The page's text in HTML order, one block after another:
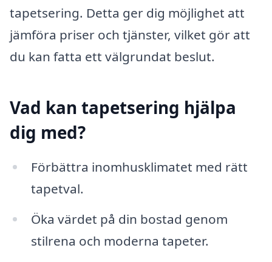
tapetsering. Detta ger dig möjlighet att
jämföra priser och tjänster, vilket gör att
du kan fatta ett välgrundat beslut.
Vad kan tapetsering hjälpa
dig med?
Förbättra inomhusklimatet med rätt
tapetval.
Öka värdet på din bostad genom
stilrena och moderna tapeter.